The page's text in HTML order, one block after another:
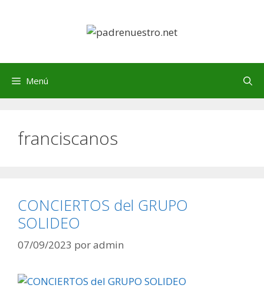
Menú
franciscanos
CONCIERTOS del GRUPO
SOLIDEO
07/09/2023 poradmin